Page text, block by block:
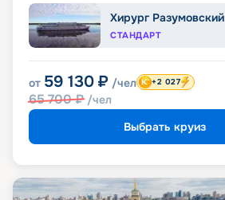
Хирург Разумовский
СТАНДАРТ
от 59 130 ₽ /чел
65 700₽ /чел
+2 027
Выбрать круиз